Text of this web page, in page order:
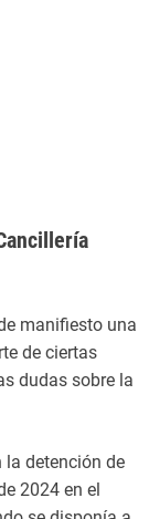
manifiesto una
de ciertas
dudas sobre la
la detención de
2024 en el